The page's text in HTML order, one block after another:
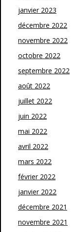
janvier 2023
décembre 2022
novembre 2022
octobre 2022
septembre 2022
août 2022
juillet 2022
juin 2022
mai 2022
avril 2022
mars 2022
février 2022
janvier 2022
décembre 2021
novembre 2021